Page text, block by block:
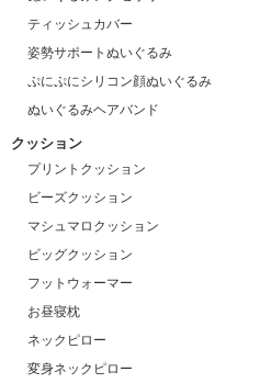
ティッシュカバー
姿勢サポートぬいぐるみ
ぷにぷにシリコン顔ぬいぐるみ
ぬいぐるみヘアバンド
クッション
プリントクッション
ビーズクッション
マシュマロクッション
ビッグクッション
フットウォーマー
お昼寝枕
ネックピロー
変身ネックピロー